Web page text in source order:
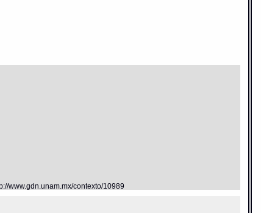
www.gdn.unam.mx/contexto/10989